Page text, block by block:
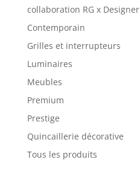
collaboration RG x Designer
Contemporain
Grilles et interrupteurs
Luminaires
Meubles
Premium
Prestige
Quincaillerie décorative
Tous les produits